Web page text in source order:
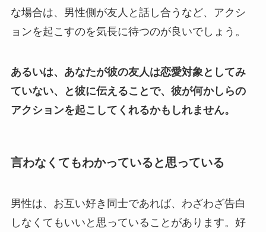
な場合は、男性側が友人と話し合うなど、アクシ
ョンを起こすのを気長に待つのが良いでしょう。
あるいは、あなたが彼の友人は恋愛対象としてみ
ていない、と彼に伝えることで、彼が何かしらの
アクションを起こしてくれるかもしれません。
言わなくてもわかっていると思っている
男性は、お互い好き同士であれば、わざわざ告白
しなくてもいいと思っていることがあります。好